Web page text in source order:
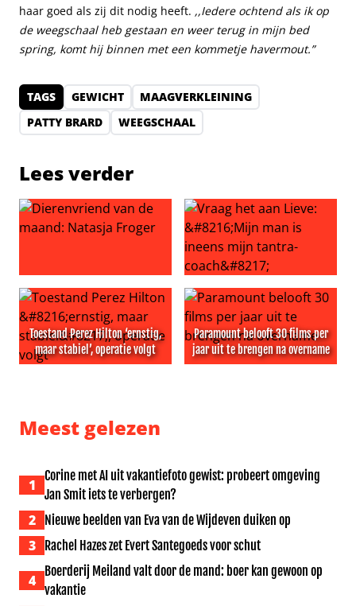
haar goed als zij dit nodig heeft. ,,Iedere ochtend als ik op
de weegschaal heb gestaan en weer terug in mijn bed
spring, komt hij binnen met een kommetje havermout.”
TAGS GEWICHT
MAAGVERKLEINING
PATTY BRARD
WEEGSCHAAL
Lees verder
Dierenvriend van de maand: Natasja Froger
Vraag het aan Lieve: ‘Mijn
Toestand Perez Hilton ‘ernstig,
maar stabiel’, operatie volgt
Paramount belooft 30 films per
jaar uit te brengen na overname
Meest gelezen
1
Corine met AI uit vakantiefoto gewist: probeert omgeving
Jan Smit iets te verbergen?
2 Nieuwe beelden van Eva van de Wijdeven duiken op
3 Rachel Hazes zet Evert Santegoeds voor schut
4
Boerderij Meiland valt door de mand: boer kan gewoon op
vakantie